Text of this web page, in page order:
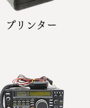
プリンター